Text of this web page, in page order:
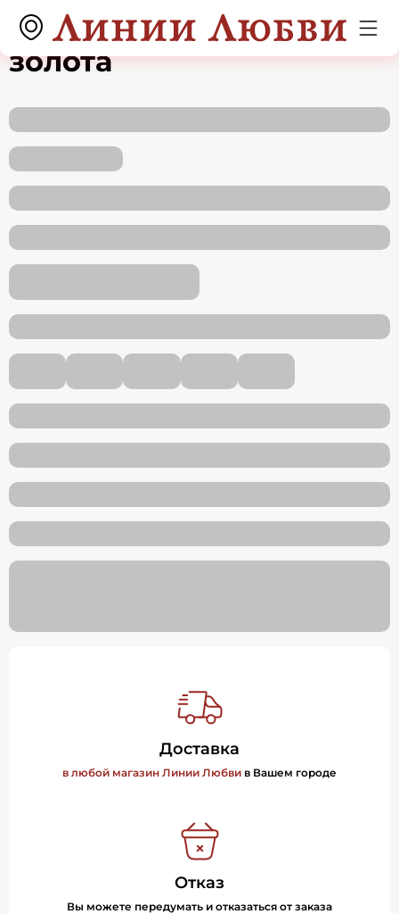
Цепь из красного
золота
Доставка
в любой магазин Линии Любви в Вашем городе
Отказ
Вы можете передумать и отказаться от заказа